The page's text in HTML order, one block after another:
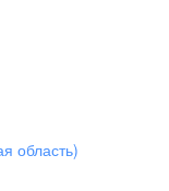
область)